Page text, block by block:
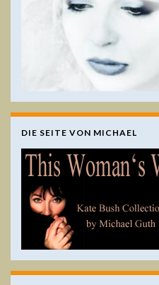
DIE SEITE VON MICHAEL